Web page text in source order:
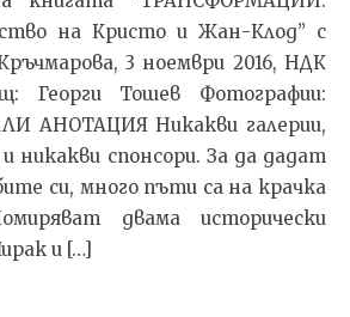
на Кристо и Жан-Клод” с
3 ноември 2016, НДК
Георги Тошев Фотографии:
АНОТАЦИЯ Никакви галерии,
никакви спонсори. За да дадат
си, много пъти са на крачка
двама исторически
и […]